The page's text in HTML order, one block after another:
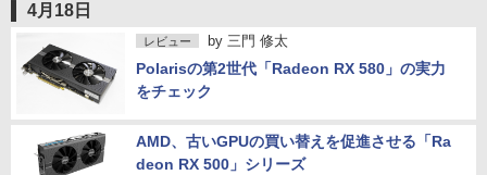
4月18日
レビュー by 三門 修太
Polarisの第2世代「Radeon RX 580」の実力
をチェック
AMD、古いGPUの買い替えを促進させる「Ra
deon RX 500」シリーズ